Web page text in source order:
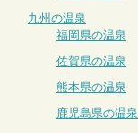
九州の温泉
福岡県の温泉
佐賀県の温泉
熊本県の温泉
鹿児島県の温泉